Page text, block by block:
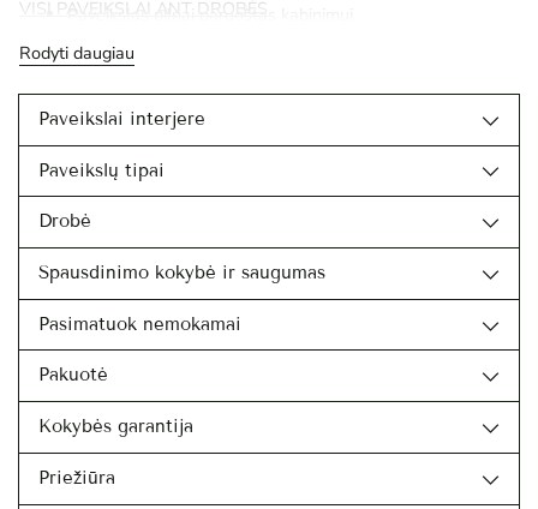
Paveikslas pilnai paruoštas kabinimui
VISI PAVEIKSLAI ANT DROBĖS
Rodyti daugiau
Paveikslai interjere
Paveikslų tipai
Drobė
Spausdinimo kokybė ir saugumas
Pasimatuok nemokamai
Pakuotė
Kokybės garantija
Priežiūra